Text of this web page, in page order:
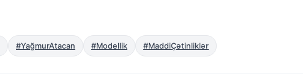
#YağmurAtacan #Modellik #MaddiÇətinliklər